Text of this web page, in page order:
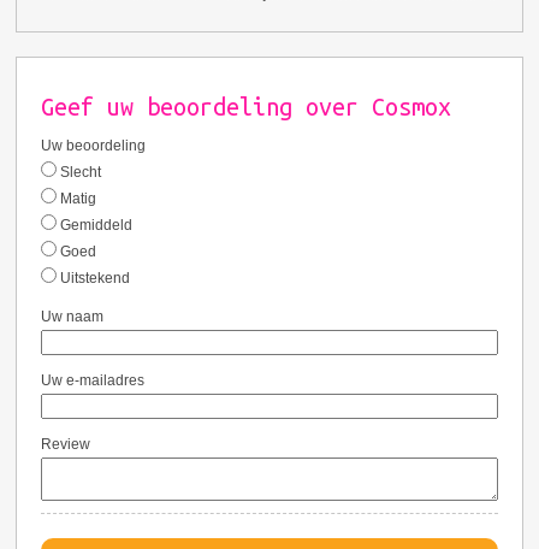
Geef uw beoordeling over Cosmox
Uw beoordeling
Slecht
Matig
Gemiddeld
Goed
Uitstekend
Uw naam
Uw e-mailadres
Review